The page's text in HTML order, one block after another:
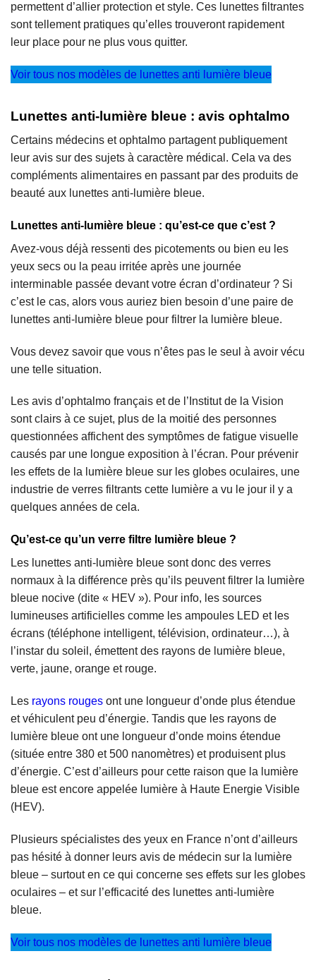
permettent d’allier protection et style. Ces lunettes filtrantes
sont tellement pratiques qu’elles trouveront rapidement
leur place pour ne plus vous quitter.
Voir tous nos modèles de lunettes anti lumière bleue
Lunettes anti-lumière bleue : avis ophtalmo
Certains médecins et ophtalmo partagent publiquement
leur avis sur des sujets à caractère médical. Cela va des
compléments alimentaires en passant par des produits de
beauté aux lunettes anti-lumière bleue.
Lunettes anti-lumière bleue : qu’est-ce que c’est ?
Avez-vous déjà ressenti des picotements ou bien eu les
yeux secs ou la peau irritée après une journée
interminable passée devant votre écran d’ordinateur ? Si
c’est le cas, alors vous auriez bien besoin d’une paire de
lunettes anti-lumière bleue pour filtrer la lumière bleue.
Vous devez savoir que vous n’êtes pas le seul à avoir vécu
une telle situation.
Les avis d’ophtalmo français et de l’Institut de la Vision
sont clairs à ce sujet, plus de la moitié des personnes
questionnées affichent des symptômes de fatigue visuelle
causés par une longue exposition à l’écran. Pour prévenir
les effets de la lumière bleue sur les globes oculaires, une
industrie de verres filtrants cette lumière a vu le jour il y a
quelques années de cela.
Qu’est-ce qu’un verre filtre lumière bleue ?
Les lunettes anti-lumière bleue sont donc des verres
normaux à la différence près qu’ils peuvent filtrer la lumière
bleue nocive (dite « HEV »). Pour info, les sources
lumineuses artificielles comme les ampoules LED et les
écrans (téléphone intelligent, télévision, ordinateur…), à
l’instar du soleil, émettent des rayons de lumière bleue,
verte, jaune, orange et rouge.
Les rayons rouges ont une longueur d’onde plus étendue
et véhiculent peu d’énergie. Tandis que les rayons de
lumière bleue ont une longueur d’onde moins étendue
(située entre 380 et 500 nanomètres) et produisent plus
d’énergie. C’est d’ailleurs pour cette raison que la lumière
bleue est encore appelée lumière à Haute Energie Visible
(HEV).
Plusieurs spécialistes des yeux en France n’ont d’ailleurs
pas hésité à donner leurs avis de médecin sur la lumière
bleue – surtout en ce qui concerne ses effets sur les globes
oculaires – et sur l’efficacité des lunettes anti-lumière
bleue.
Voir tous nos modèles de lunettes anti lumière bleue